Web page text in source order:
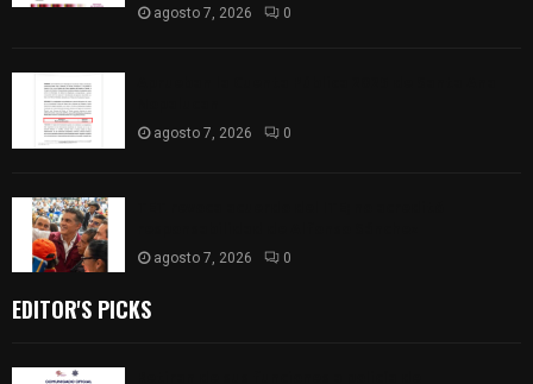
agosto 7, 2026 0
agosto 7, 2026 0
agosto 7, 2026 0
EDITOR'S PICKS